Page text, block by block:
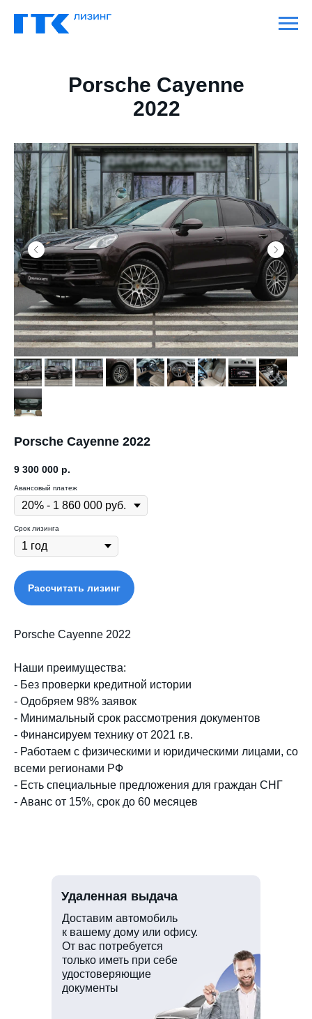
Porsche Cayenne
2022
Porsche Cayenne 2022
9 300 000 р.
Авансовый платеж
Срок лизинга
Рассчитать лизинг
Porsche Cayenne 2022
Наши преимущества:
- Без проверки кредитной истории
- Одобряем 98% заявок
- Минимальный срок рассмотрения документов
- Финансируем технику от 2021 г.в.
- Работаем с физическими и юридическими лицами, со
всеми регионами РФ
- Есть специальные предложения для граждан СНГ
- Аванс от 15%, срок до 60 месяцев
Доставим автомобиль
к вашему дому или офису.
От вас потребуется
только иметь при себе
удостоверяющие
документы
Удаленная выдача